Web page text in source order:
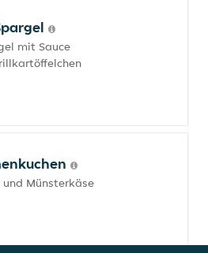
mit Sauce
Münsterkäse